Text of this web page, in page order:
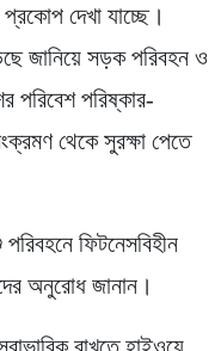
দেখা যাচ্ছে।
জানিয়ে সড়ক পরিবহন ও
পরিবেশ পরিষ্কার-
থেকে সুরক্ষা পেতে
ফিটনেসবিহীন
অনুরোধ জানান।
রাখতে হাইওয়ে